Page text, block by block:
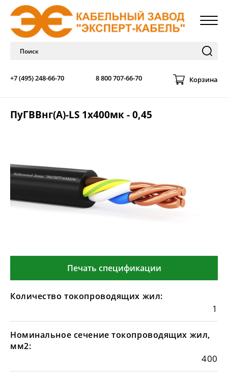
+7 (495) 248-66-70 8 800 707-66-70 Корзина
ПуГВВнг(A)-LS 1х400мк - 0,45
Печать спецификации
Количество токопроводящих жил:
1
Номинальное сечение токопроводящих жил,
мм2:
400